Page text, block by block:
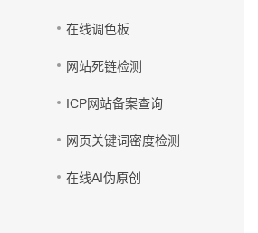
在线调色板
网站死链检测
ICP网站备案查询
网页关键词密度检测
在线AI伪原创